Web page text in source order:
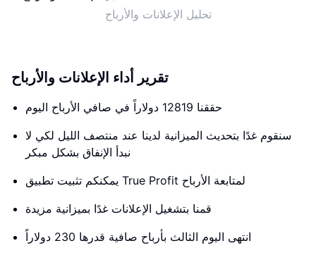
تحليل الإعلانات والأرباح
تقرير أداء الإعلانات والأرباح
حققنا 12819 دولاراً في صافي الأرباح اليوم
سنقوم غدًا بتحديث الميزانية لدينا عند منتصف الليل لكي لا
نبدأ الإنفاق بشكل مبكر
يمكنكم تثبيت تطبيق True Profit لمتابعة الأرباح
قمنا بتشغيل الإعلانات غدًا بميزانية مزيدة
انتهى اليوم الثالث بأرباح صافية قدرها 230 دولاراً